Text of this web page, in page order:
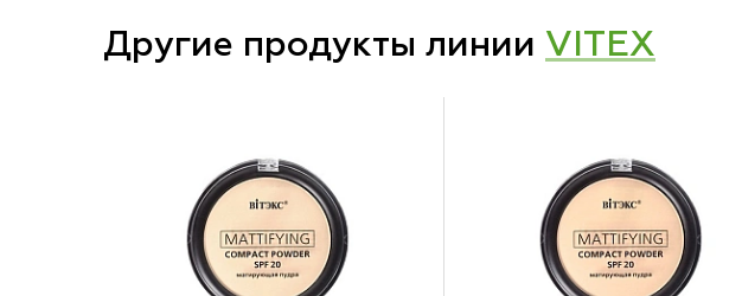
Другие продукты линии VITEX